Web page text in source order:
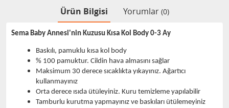
Ürün Bilgisi Yorumlar (0)
Sema Baby Annesi'nin Kuzusu Kısa Kol Body 0-3 Ay
Baskılı, pamuklu kısa kol body
% 100 pamuktur. Cildin hava almasını sağlar
Maksimum 30 derece sıcaklıkta yıkayınız. Ağartıcı
kullanmayınız
Orta derece ısıda ütüleyiniz. Kuru temizleme yapılabilir
Tamburlu kurutma yapmayınız ve baskıları ütülemeyiniz